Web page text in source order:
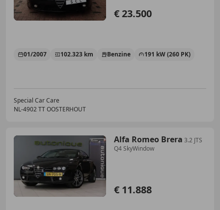
€ 23.500
01/2007 102.323 km Benzine 191 kW (260 PK)
Special Car Care
NL-4902 TT OOSTERHOUT
Alfa Romeo Brera 3.2 JTS
Q4 SkyWindow
€ 11.888